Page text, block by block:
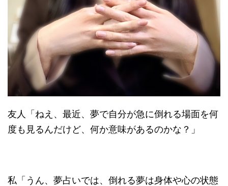
友人「ねえ、最近、夢で自分が急に倒れる場面を何
度も見るんだけど、何か意味があるのかな？」
私「うん、夢占いでは、倒れる夢は身体や心の状態